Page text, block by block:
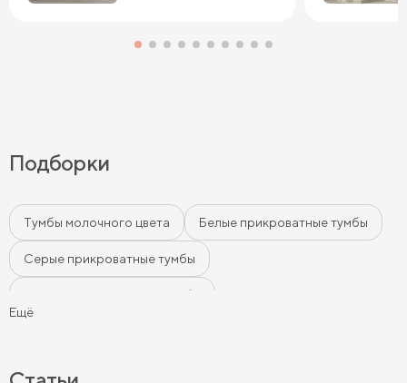
Подборки
Тумбы молочного цвета Белые прикроватные тумбы
Серые прикроватные тумбы
Черные прикроватные тумбы
Ещё